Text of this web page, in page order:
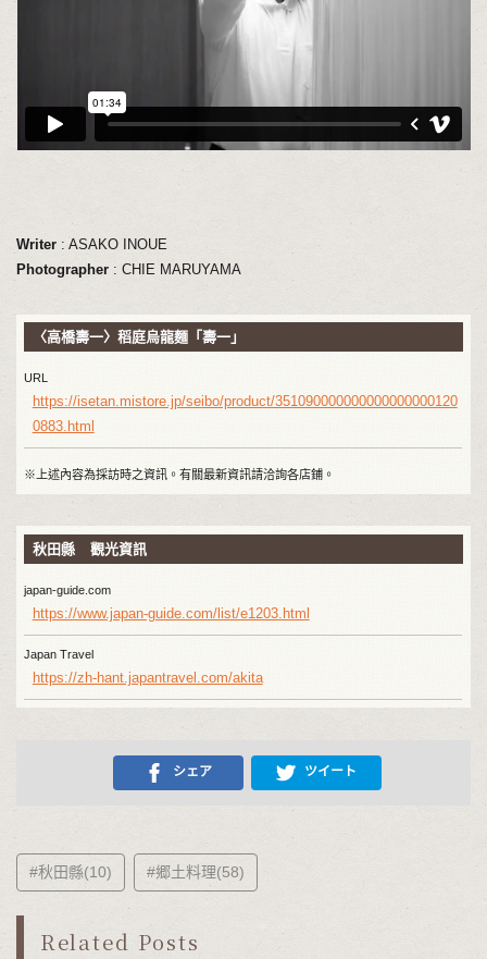
Writer: ASAKO INOUE
Photographer: CHIE MARUYAMA
〈高橋壽一〉稻庭烏龍麵「壽一」
URL
https://isetan.mistore.jp/seibo/product/351090000000000000000120
0883.html
※上述內容為採訪時之資訊。有關最新資訊請洽詢各店鋪。
秋田縣 觀光資訊
japan-guide.com
https://www.japan-guide.com/list/e1203.html
Japan Travel
https://zh-hant.japantravel.com/akita
シェア ツイート
#秋田縣(10) #郷土料理(58)
Related Posts